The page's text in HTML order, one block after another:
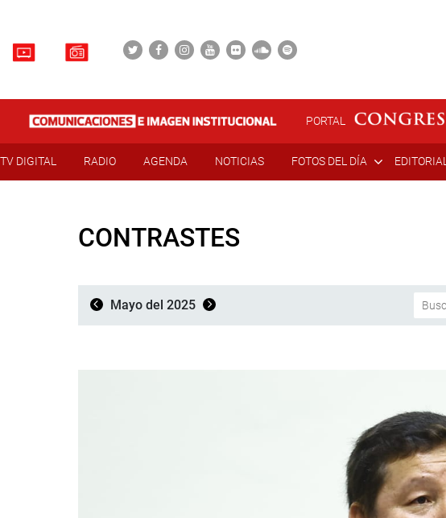
PORTAL
TV DIGITAL RADIO AGENDA NOTICIAS FOTOS DEL DÍA EDITORIAL
CONTRASTES
Mayo del 2025